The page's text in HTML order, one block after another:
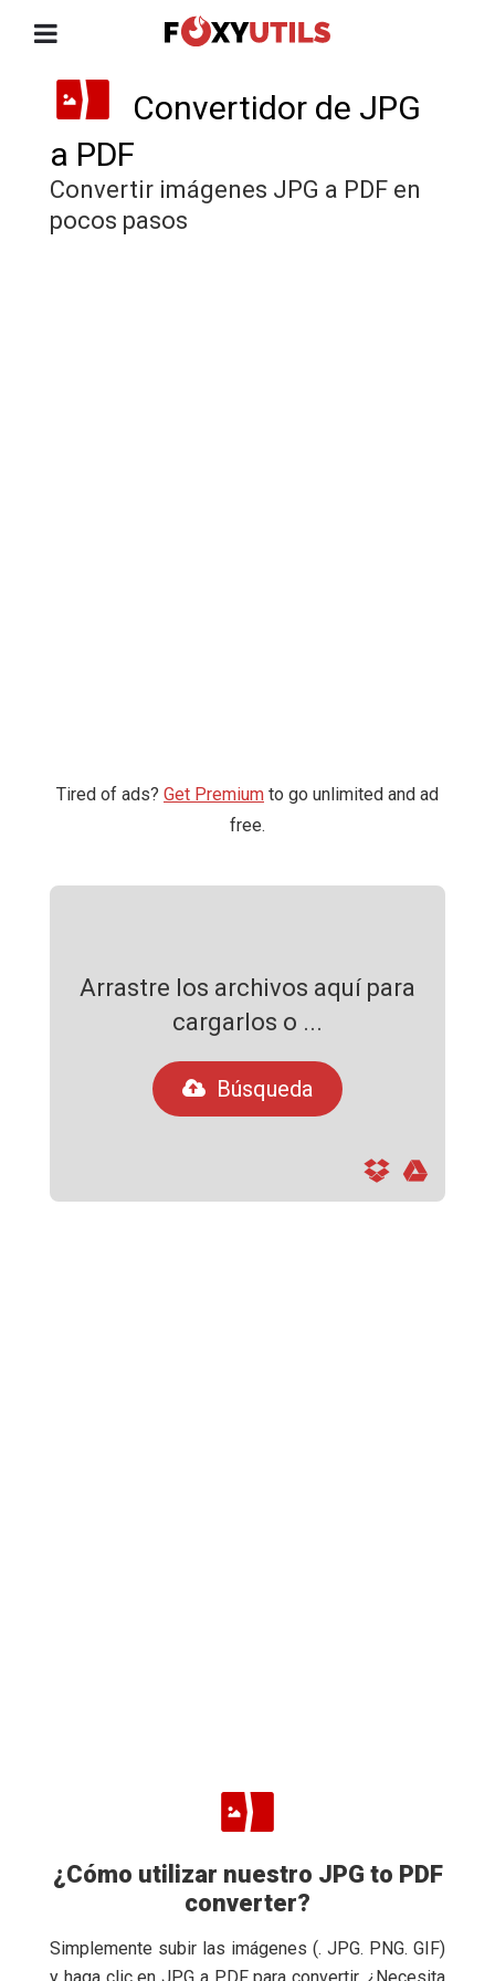
Convertidor de JPG
a PDF
Convertir imágenes JPG a PDF en
pocos pasos
Tired of ads? Get Premium to go unlimited and ad
free.
Arrastre los archivos aquí para
cargarlos o ...
Búsqueda
¿Cómo utilizar nuestro JPG to PDF
converter?
Simplemente subir las imágenes (. JPG. PNG. GIF)